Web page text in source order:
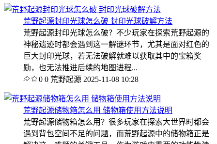
荒野起源封印光球怎么破 封印光球破解方法
荒野起源封印光球怎么破？不少玩家在探索荒野起源的
神秘遗迹时都会遇到这一解谜环节，尤其是面对红色的
巨大封印光球，若无法破解就难以获取其中的宝箱奖
励，也无法推进后续的地图进程...
0 0 荒野起源 2025-11-08 10:28
荒野起源储物箱怎么用 储物箱使用方法说明
荒野起源储物箱怎么用？很多玩家在探索大世界时都会
遇到背包空间不足的问题，而荒野起源中的储物箱正是